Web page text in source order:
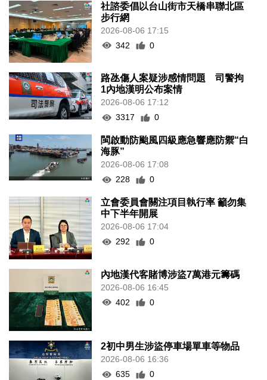
社諮委倡以台山街市天橋串聯北區
步行網
2026-08-06 17:15
342
0
路氹傷人案疑涉感情問題 司警拘
1內地漢明公布案情
2026-08-06 17:12
3317
0
閩啟動防颱風四級應急響應防禦“白
海豚”
2026-08-06 17:08
228
0
立會委員會關注項目執行率 籲勿集
中下半年開展
2026-08-06 17:04
292
0
內地漢代客賭博涉盜7萬港元籌碼
2026-08-06 16:45
402
0
2初中男生涉盜停車場單車等物品
2026-08-06 16:36
635
0